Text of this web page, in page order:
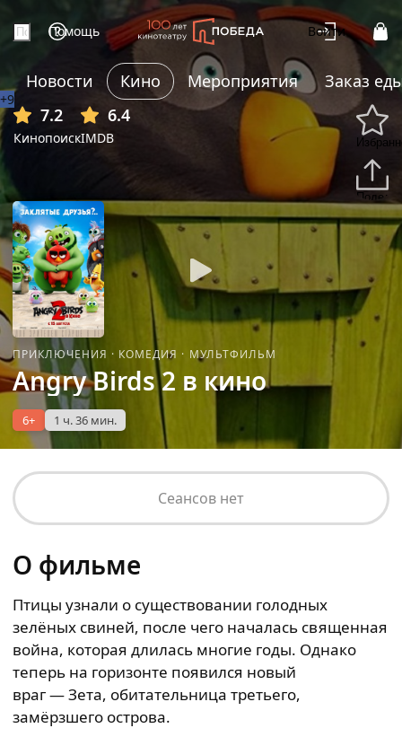
Помощь Войти
Новости Кино Мероприятия
Заказ
7.2
Кинопоиск
6.4
IMDB
+9
ПРИКЛЮЧЕНИЯ · КОМЕДИЯ · МУЛЬТФИЛЬМ
Angry Birds 2 в кино
6+ 1 ч. 36 мин.
Сеансов нет
О фильме
Птицы узнали о существовании голодных
зелёных свиней, после чего началась священная
война, которая длилась многие годы. Однако
теперь на горизонте появился новый
враг — Зета, обитательница третьего,
замёрзшего острова.